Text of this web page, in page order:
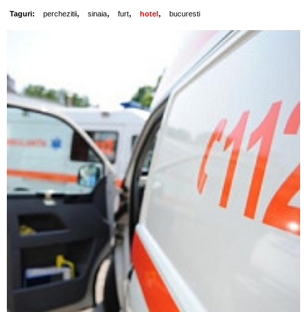
Taguri: perchezitii, sinaia, furt, hotel , bucuresti